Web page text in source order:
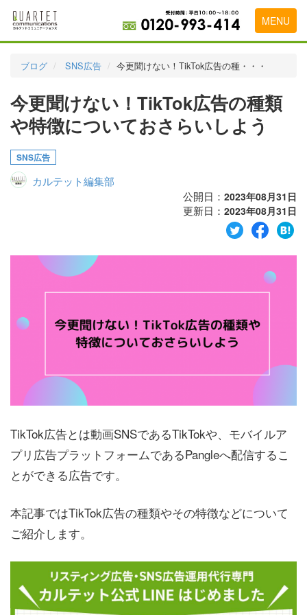
MENU
実績・お客様の声
初めて導入をお考えの方
代理店の乗り換えをお考えの方
会社概要
お問い合わせ
ブログ SNS広告 今更聞けない！TikTok広告の種・・・
今更聞けない！TikTok広告の種類
や特徴についておさらいしよう
SNS広告
カルテット編集部
公開日： 2023年08月31日
更新日： 2023年08月31日
TikTok広告とは動画SNSであるTikTokや、モバイルア
プリ広告プラットフォームであるPangleへ配信するこ
とができる広告です。
本記事ではTikTok広告の種類やその特徴などについて
ご紹介します。